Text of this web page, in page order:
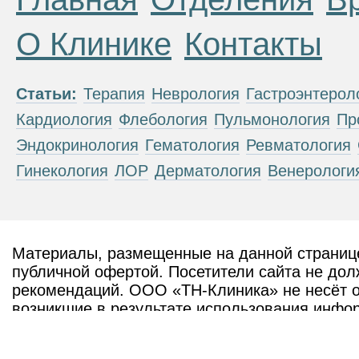
О Клинике Контакты
Статьи: Терапия Неврология
Кардиология Флебология Пульмонология
Эндокринология Гематология Ревматология
Гинекология ЛОР Дерматология
Материалы, размещенные на данной
публичной офертой. Посетители сайта не
рекомендаций. ООО «ТН-Клиника» не несёт
возникшие в результате использования